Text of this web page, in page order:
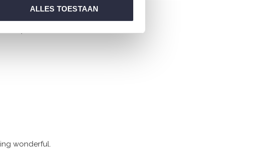
ALLES TOESTAAN
wonderful.